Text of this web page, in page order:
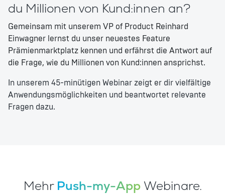
du Millionen von Kund:innen an?
Gemeinsam mit unserem VP of Product Reinhard
Einwagner lernst du unser neuestes Feature
Prämienmarktplatz kennen und erfährst die Antwort auf
die Frage, wie du Millionen von Kund:innen ansprichst.
In unserem 45-minütigen Webinar zeigt er dir vielfältige
Anwendungsmöglichkeiten und beantwortet relevante
Fragen dazu.
Mehr Push-my-App Webinare.